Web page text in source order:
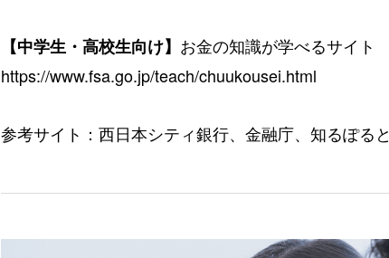
【中学生・高校生向け】 お金の知識が学べるサイト
https://www.fsa.go.jp/teach/chuukousei.html
参考サイト：西日本シティ銀行、金融庁、知るぽると